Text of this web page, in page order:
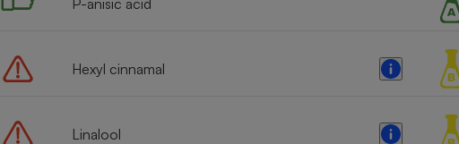
P-anisic acid
Hexyl cinnamal
Linalool